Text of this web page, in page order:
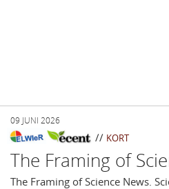
09 JUNI 2026
// KORT
The Framing of
The Framing of Science News.